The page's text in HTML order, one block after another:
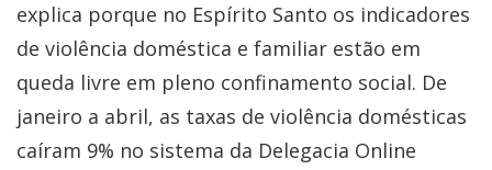
explica porque no Espírito Santo os indicadores
de violência doméstica e familiar estão em
queda livre em pleno confinamento social. De
janeiro a abril, as taxas de violência domésticas
caíram 9% no sistema da Delegacia Online